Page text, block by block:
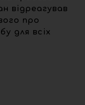
відреагував
про
для всіх